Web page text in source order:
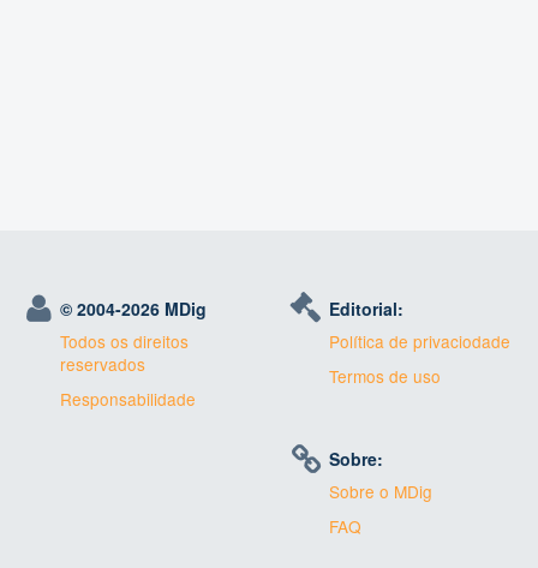
© 2004-2026 MDig
Todos os direitos
reservados
Responsabilidade
Editorial:
Política de privaciodade
Termos de uso
Sobre:
Sobre o MDig
FAQ